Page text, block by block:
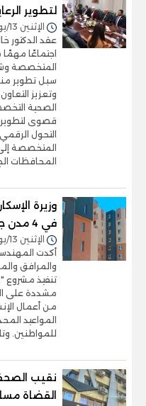
لتطوير
الإثنين 13/يوليو/2026 - 03:38 م
عقد الدكتور
اجتماعًا
المتخصصة
سبل تطوير
وتعزيز
الصحية
قصوى لتطوير
التحول
المتخصصة
المحافظات
وزيرة
في 4 مدن جديدة
الإثنين 13/يوليو/2026 - 01:03 م
أكدت
والمرافق
تنفيذ مشروع
مشددة على
من أعمال
المواعيد
للمواطنين.
نقيب
القضاة